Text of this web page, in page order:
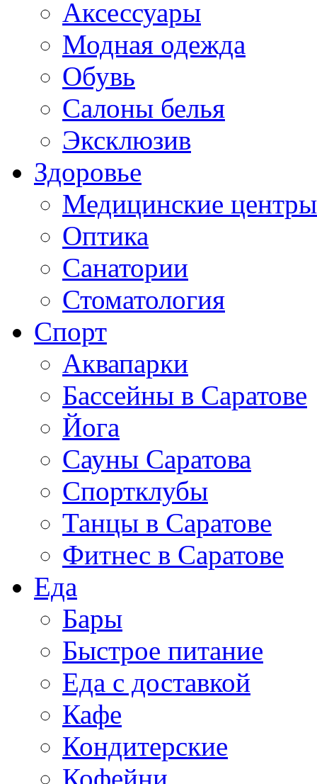
Аксессуары
Модная одежда
Обувь
Салоны белья
Эксклюзив
Здоровье
Медицинские центры
Оптика
Санатории
Стоматология
Спорт
Аквапарки
Бассейны в Саратове
Йога
Сауны Саратова
Спортклубы
Танцы в Саратове
Фитнес в Саратове
Еда
Бары
Быстрое питание
Еда с доставкой
Кафе
Кондитерские